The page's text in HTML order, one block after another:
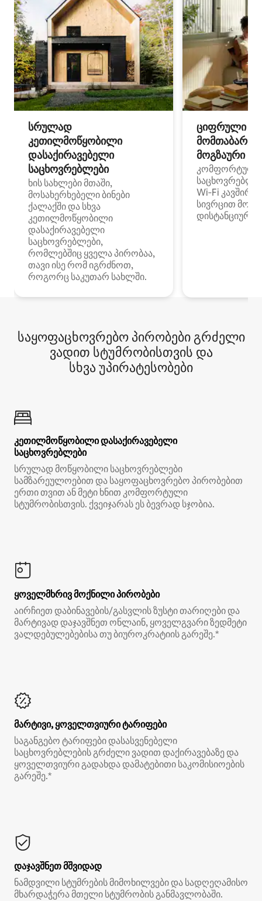
სრულად
კეთილმოწყობილი
დასაქირავებელი
საცხოვრებლები
ხის სახლები მთაში,
მოსახერხებელი ბინები
ქალაქში და სხვა
კეთილმოწყობილი
დასაქირავებელი
საცხოვრებლები,
რომლებშიც ყველა პირობაა,
თავი ისე რომ იგრძნოთ,
როგორც საკუთარ სახლში.
ციფრული
მოგზაური
კომფორტული
Wi‑Fi
სივრცით
დისტანციური
საყოფაცხოვრებო პირობები გრძელი
ვადით სტუმრობისთვის და
სხვა უპირატესობები
კეთილმოწყობილი დასაქირავებელი
საცხოვრებლები
სრულად მოწყობილი საცხოვრებლები
სამზარეულოებით და საყოფაცხოვრებო პირობებით
ერთი თვით ან მეტი ხნით კომფორტული
სტუმრობისთვის. ქვეიჯარას ეს ბევრად სჯობია.
ყოველმხრივ მოქნილი პირობები
აირჩიეთ დაბინავების/გასვლის ზუსტი თარიღები და
მარტივად დაჯავშნეთ ონლაინ, ყოველგვარი ზედმეტი
ვალდებულებებისა თუ ბიუროკრატიის გარეშე.*
მარტივი, ყოველთვიური ტარიფები
საგანგებო ტარიფები დასასვენებელი
საცხოვრებლების გრძელი ვადით დაქირავებაზე და
ყოველთვიური გადახდა დამატებითი საკომისიოების
გარეშე.*
დაჯავშნეთ მშვიდად
ნამდვილი სტუმრების მიმოხილვები და სადღეღამისო
მხარდაჭერა მთელი სტუმრობის განმავლობაში.